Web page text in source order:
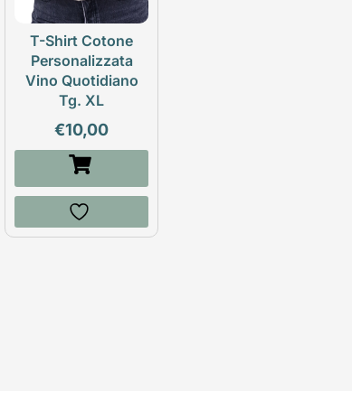
T-Shirt Cotone
Personalizzata
Vino Quotidiano
Tg. XL
€10,00